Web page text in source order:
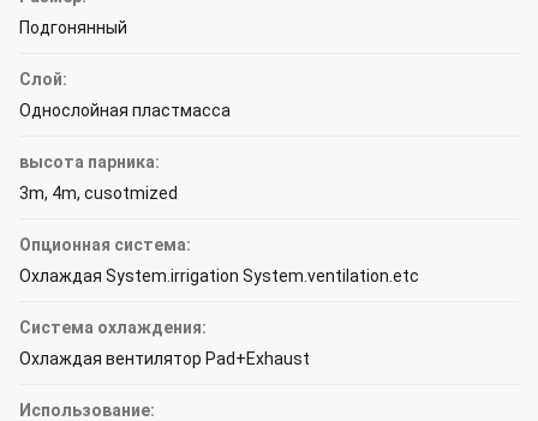
Подгонянный
Слой:
Однослойная пластмасса
высота парника:
3m, 4m, cusotmized
Опционная система:
Охлаждая System.irrigation System.ventilation.etc
Система охлаждения:
Охлаждая вентилятор Pad+Exhaust
Использование: